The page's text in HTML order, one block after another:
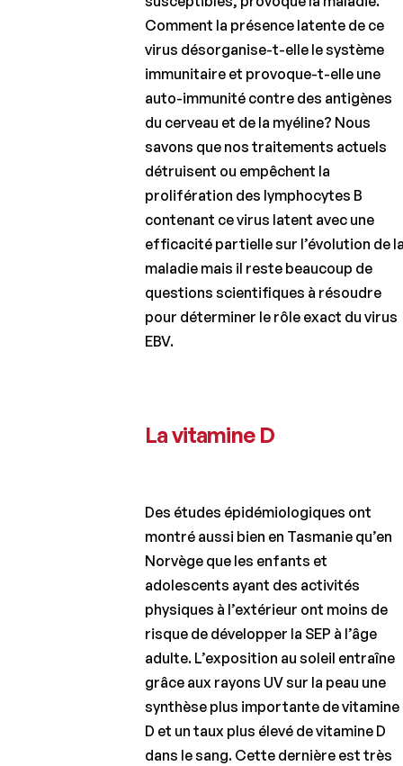
Comment la présence latente de ce
virus désorganise-t-elle le système
immunitaire et provoque-t-elle une
auto-immunité contre des antigènes
du cerveau et de la myéline? Nous
savons que nos traitements actuels
détruisent ou empêchent la
prolifération des lymphocytes B
contenant ce virus latent avec une
efficacité partielle sur l’évolution de
maladie mais il reste beaucoup de
questions scientifiques à résoudre
pour déterminer le rôle exact du virus
EBV.
La vitamine D
Des études épidémiologiques ont
montré aussi bien en Tasmanie qu’en
Norvège que les enfants et
adolescents ayant des activités
physiques à l’extérieur ont moins de
risque de développer la SEP à l’âge
adulte. L’exposition au soleil entraîne
grâce aux rayons UV sur la peau une
synthèse plus importante de vitamine
D et un taux plus élevé de vitamine D
dans le sang. Cette dernière est très